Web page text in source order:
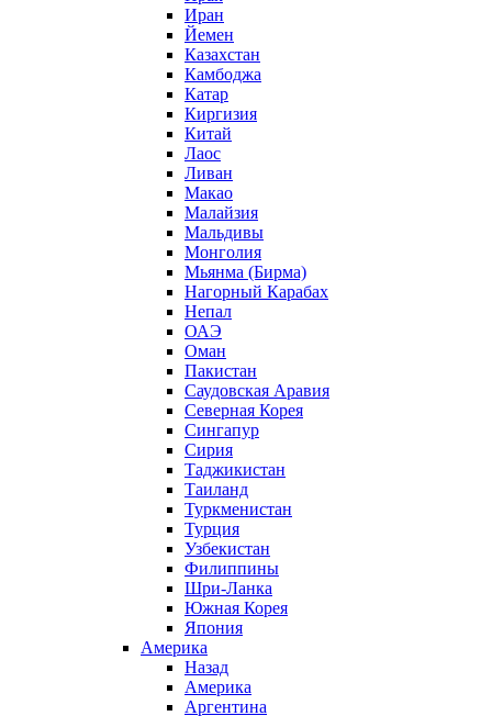
Иран
Йемен
Казахстан
Камбоджа
Катар
Киргизия
Китай
Лаос
Ливан
Макао
Малайзия
Мальдивы
Монголия
Мьянма (Бирма)
Нагорный Карабах
Непал
ОАЭ
Оман
Пакистан
Саудовская Аравия
Северная Корея
Сингапур
Сирия
Таджикистан
Таиланд
Туркменистан
Турция
Узбекистан
Филиппины
Шри-Ланка
Южная Корея
Япония
Америка
Назад
Америка
Аргентина